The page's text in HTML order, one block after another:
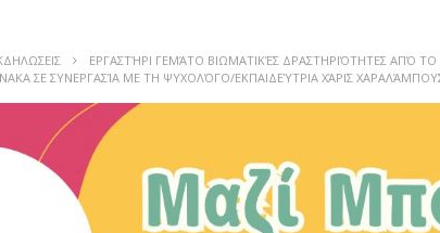
ΕΡΓΑΣΤΉΡΙ ΓΕΜΆΤΟ ΒΙΩΜΑΤΙΚΈΣ ΔΡΑΣΤΗΡΙΌΤΗΤΕΣ ΑΠΌ ΤΟ
ΣΕ ΣΥΝΕΡΓΑΣΊΑ ΜΕ ΤΗ ΨΥΧΟΛΌΓΟ/ΕΚΠΑΙΔΕΎΤΡΙΑ ΧΆΡΙΣ